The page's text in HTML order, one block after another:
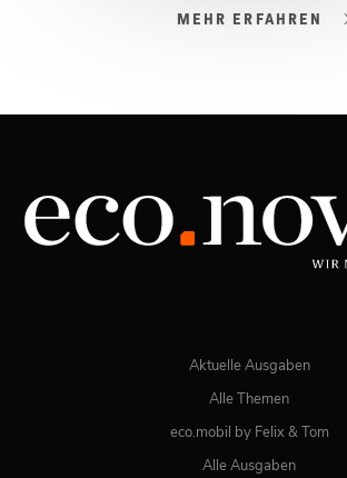
03/2026
JETZT BESTELLEN
MEHR ERFAHREN
Aktuelle Ausgaben
Alle Themen
eco.mobil by Felix & Tom
Alle Ausgaben